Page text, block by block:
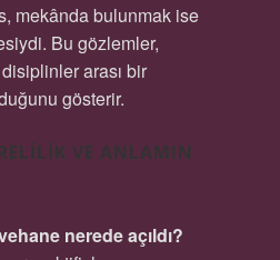
mekânda bulunmak ise
Bu gözlemler,
arası bir
gösterir.
VE ANLAMIN
nerede açıldı?